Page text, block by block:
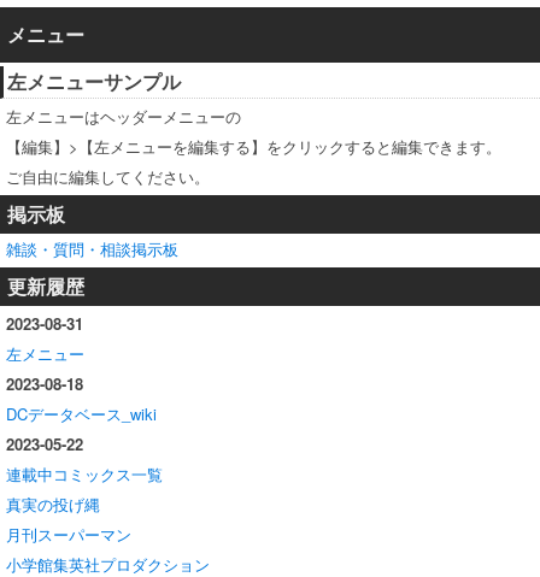
メニュー
左メニューサンプル
左メニューはヘッダーメニューの
【編集】>【左メニューを編集する】をクリックすると編集できます。
ご自由に編集してください。
掲示板
雑談・質問・相談掲示板
更新履歴
2023-08-31
左メニュー
2023-08-18
DCデータベース_wiki
2023-05-22
連載中コミックス一覧
真実の投げ縄
月刊スーパーマン
小学館集英社プロダクション